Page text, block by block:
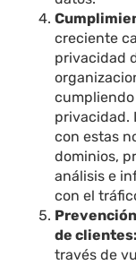
creciente
privacidad
privacidad.
con estas
dominios,
análisis e
con el
de clientes:
través de